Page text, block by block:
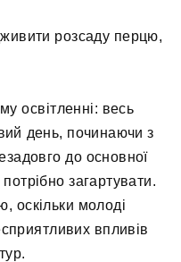
розсаду перцю,
освітленні: весь
день, починаючи з
до основної
загартувати.
оскільки молоді
впливів